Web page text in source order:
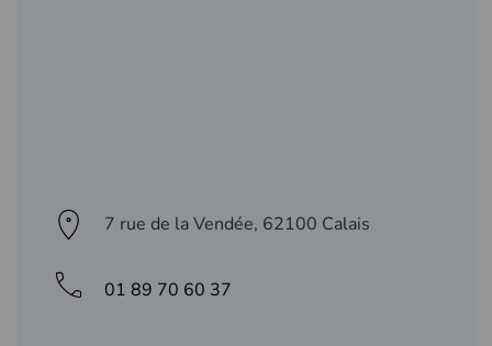
7 rue de la Vendée, 62100 Calais
01 89 70 60 37